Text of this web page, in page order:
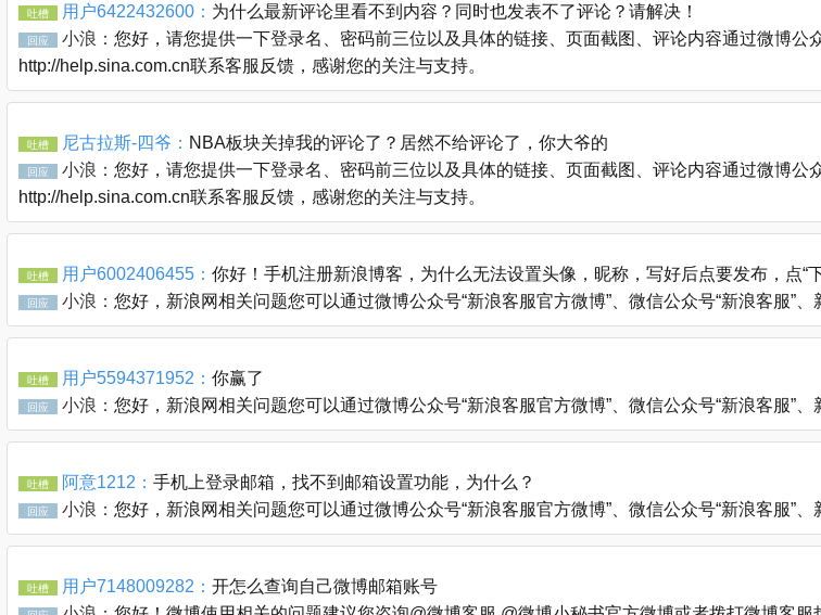
吐槽 用户6422432600： 为什么最新评论里看不到内容？同时也发表不了评论？请解决！
回应 小浪： 您好，请您提供一下登录名、密码前三位以及具体的链接、页面截图、评论内容通过微博公
http://help.sina.com.cn联系客服反馈，感谢您的关注与支持。
吐槽 尼古拉斯-四爷： NBA板块关掉我的评论了？居然不给评论了，你大爷的
回应 小浪： 您好，请您提供一下登录名、密码前三位以及具体的链接、页面截图、评论内容通过微博公
http://help.sina.com.cn联系客服反馈，感谢您的关注与支持。
吐槽 用户6002406455： 你好！手机注册新浪博客，为什么无法设置头像，昵称，写好后点要发布，点“
回应 小浪： 您好，新浪网相关问题您可以通过微博公众号“新浪客服官方微博”、微信公众号“新浪客服”
吐槽 用户5594371952： 你赢了
回应 小浪： 您好，新浪网相关问题您可以通过微博公众号“新浪客服官方微博”、微信公众号“新浪客服”
吐槽 阿意1212： 手机上登录邮箱，找不到邮箱设置功能，为什么？
回应 小浪： 您好，新浪网相关问题您可以通过微博公众号“新浪客服官方微博”、微信公众号“新浪客服”
吐槽 用户7148009282： 开怎么查询自己微博邮箱账号